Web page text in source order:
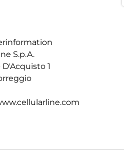
S.p.A.
D'Acquisto 1